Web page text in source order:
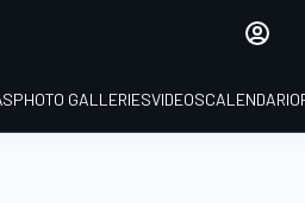
PHOTO GALLERIESVIDEOSCALENDARIO